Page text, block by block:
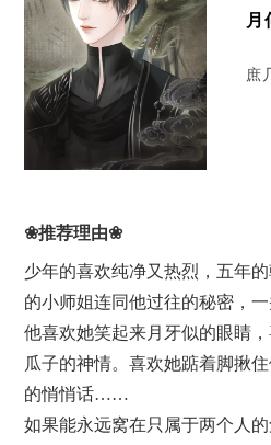
月
庶
❀推荐理由❀
少年的喜欢纯净又热烈，五年
的小师姐连同他过往的秘密，一
他喜欢她笑起来月牙似的眼睛
瓜子的神情。喜欢她踮着脚揪
的悄悄话……
如果能永远窝在只属于两个人